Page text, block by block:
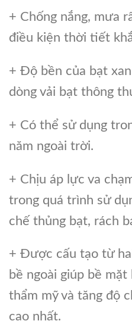
+ Chống nắng, mưa
điều kiện thời tiết
+ Độ bền của bạt
dòng vải bạt thông
+ Có thể sử dụng
năm ngoài trời.
+ Chịu áp lực va
trong quá trình sử
chế thủng bạt, rách
+ Được cấu tạo từ
bề ngoài giúp bề
thẩm mỹ và tăng độ
cao nhất.